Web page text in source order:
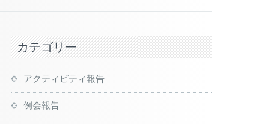
カテゴリー
アクティビティ報告
例会報告